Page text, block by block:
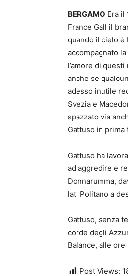
BERGAMO Era il
France Gall il
quando il cielo è
accompagnato
l’amore di
anche se
adesso inutile
Svezia e
spazzato via
Gattuso in
Gattuso ha
ad aggredire e
Donnarumma,
lati Politano a
Gattuso, senza
corde degli
Balance, alle ore
Post Views: